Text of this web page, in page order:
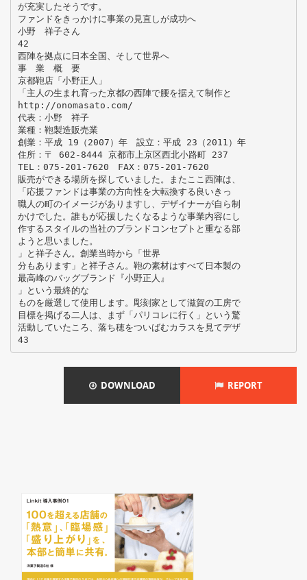
が充実したそうです。
ファンドをきっかけに事業の見直しが成功へ
小野 祥子さん
42
西陣を拠点に日本全国、そして世界へ
事 業 概 要
京都鞄店「小野正人」
「主人の生まれ育った京都の西陣で腰を据えて制作と
http://onomasato.com/
代表：小野 祥子
業種：鞄製造販売業
創業：平成 19（2007）年 設立：平成 23（2011）年
住所：〒 602-8444 京都市上京区西北小路町 237
TEL：075-201-7620 FAX：075-201-7620
販売ができる場所を探していました。またここ西陣は、
「応援ファンドは事業の方向性を大転換する良いきっ
職人の町のイメージがありますし、デザイナーが自ら制
かけでした。誰もが応援したくなるような事業内容にし
作するスタイルの当社のブランドコンセプトと重なる部
ようと思いました。
」と祥子さん。創業当時から「世界
分もあります」と祥子さん。鞄の素材はすべて日本製の
最高峰のバッグブランド『小野正人』
」という最終的な
ものを厳選して使用します。彫刻家として滋賀の工房で
目標を掲げる二人は、まず「パリコレに行く」という驚
活動していたころ、落ち穂をついばむカラスを見てデザ
DOWNLOAD REPORT